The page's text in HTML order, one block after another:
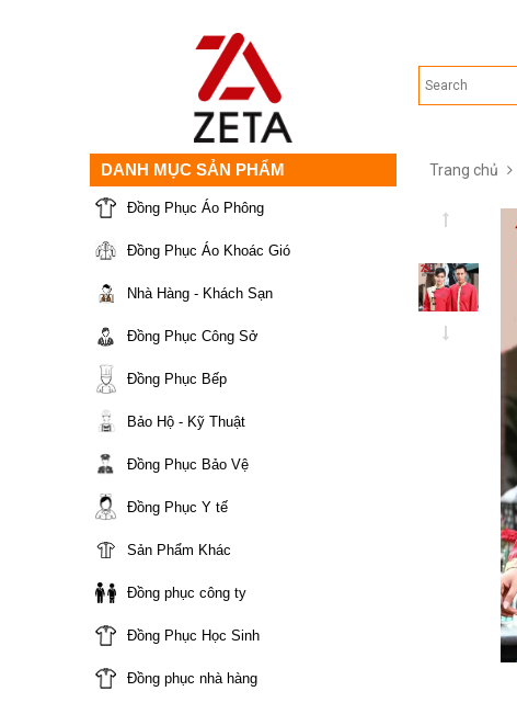
DANH MỤC SẢN PHẨM
Đồng Phục Áo Phông
Đồng Phục Áo Khoác Gió
Nhà Hàng - Khách Sạn
Đồng Phục Công Sở
Đồng Phục Bếp
Bảo Hộ - Kỹ Thuật
Đồng Phục Bảo Vệ
Đồng Phục Y tế
Sản Phẩm Khác
Đồng phục công ty
Đồng Phục Học Sinh
Đồng phục nhà hàng
Trang chủ